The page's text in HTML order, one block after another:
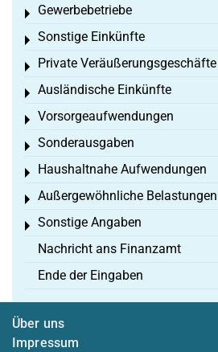
Gewerbebetriebe
Toggle menu
Sonstige Einkünfte
Toggle menu
Private Veräußerungsgeschäfte
Toggle menu
Ausländische Einkünfte
Toggle menu
Vorsorgeaufwendungen
Toggle menu
Sonderausgaben
Toggle menu
Haushaltnahe Aufwendungen
Toggle menu
Außergewöhnliche Belastungen
Toggle menu
Sonstige Angaben
Toggle menu
Nachricht ans Finanzamt
Ende der Eingaben
Über uns
Impressum